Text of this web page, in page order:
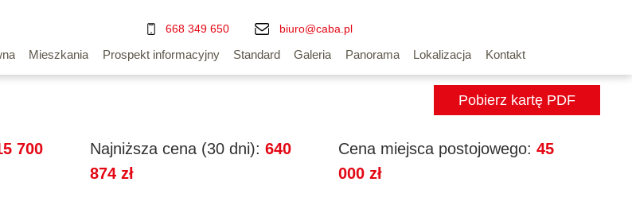
668 349 650 biuro@caba.pl
Kontakt
Lokalizacja
Panorama
Galeria
Standard
Prospekt informacyjny
Mieszkania Wyszukiwarka mieszkań
Pobierz kartę PDF
700
Najniższa cena (30 dni): 640
874 zł
Cena miejsca postojowego: 45
000 zł